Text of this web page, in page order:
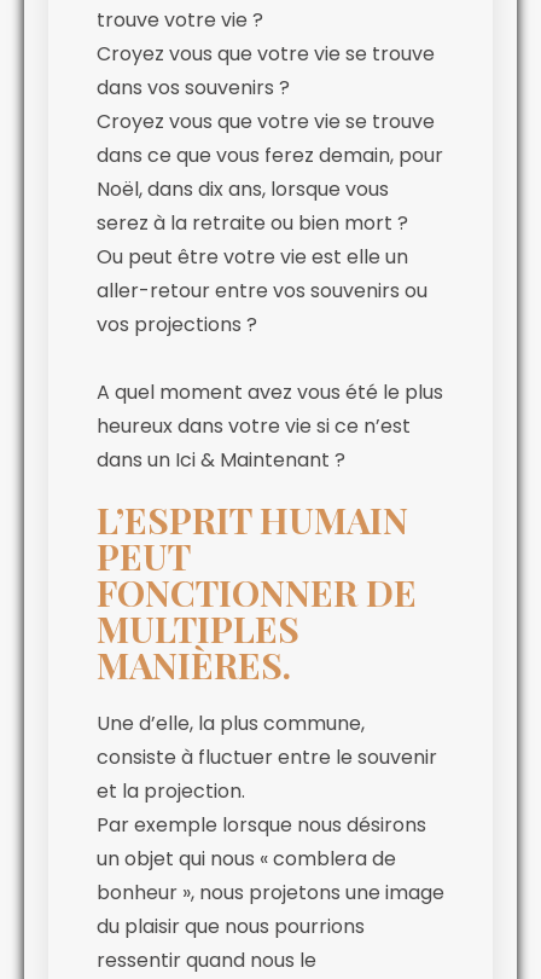
trouve votre vie ?
Croyez vous que votre vie se trouve
dans vos souvenirs ?
Croyez vous que votre vie se trouve
dans ce que vous ferez demain, pour
Noël, dans dix ans, lorsque vous
serez à la retraite ou bien mort ?
Ou peut être votre vie est elle un
aller-retour entre vos souvenirs ou
vos projections ?
A quel moment avez vous été le plus
heureux dans votre vie si ce n’est
dans un Ici & Maintenant ?
L’ESPRIT HUMAIN
PEUT
FONCTIONNER DE
MULTIPLES
MANIÈRES.
Une d’elle, la plus commune,
consiste à fluctuer entre le souvenir
et la projection.
Par exemple lorsque nous désirons
un objet qui nous « comblera de
bonheur », nous projetons une image
du plaisir que nous pourrions
ressentir quand nous le